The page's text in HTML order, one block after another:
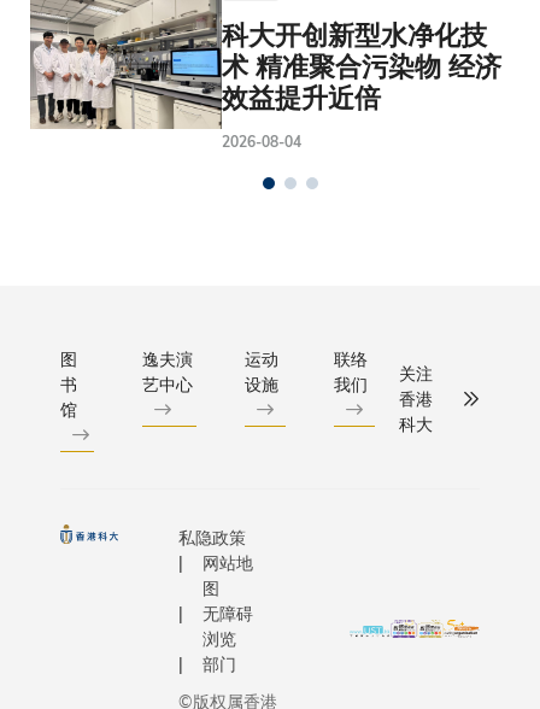
科大开创新型水净化技
术 精准聚合污染物 经济
效益提升近倍
2026-08-04
图
书
馆
逸夫演
艺中心
运动
设施
联络
我们
关注
香港
科大
私隐政策
网站地
图
无障碍
浏览
部门
©版权属香港